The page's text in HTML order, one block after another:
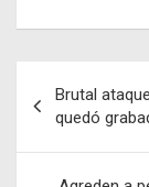
de
entradas
Brutal
quedó